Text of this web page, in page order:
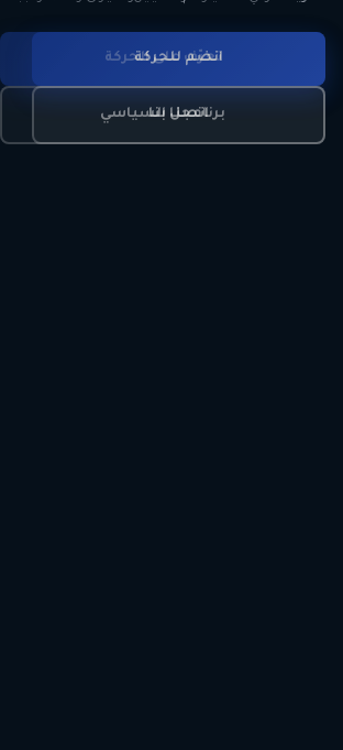
تعرّف على الحركة
برنامجنا السياسي
انضم للحركة
اتصل بنا